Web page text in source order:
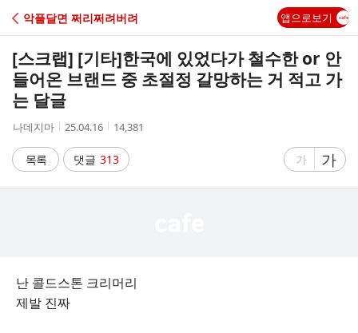
C
A
악플달면 쩌리쩌려버려 앱으로보기
[스크랩] [기타]한국에 있었다가 철수한 or 안
들어온 브랜드 중 초절정 갈망하는 거 적고 가
는 달글
작
자
나데지마
작
시
간
25.04.16
조
수
14,381
목록 댓글 313
글
가
글
자
가
난 콜드스톤 크리머리
제발 진짜